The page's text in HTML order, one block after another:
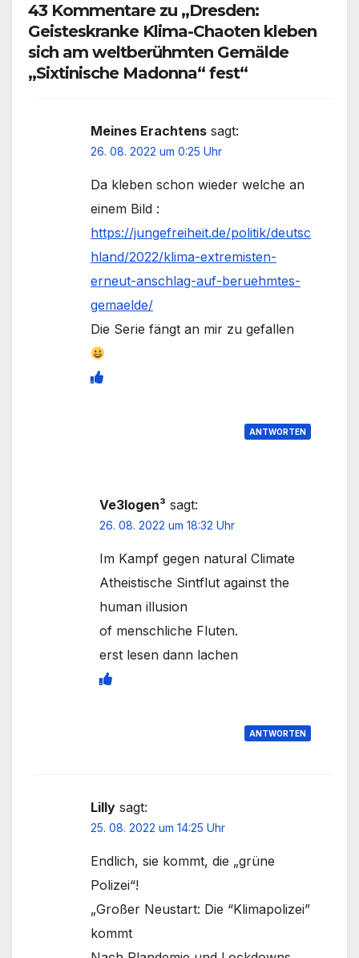
43 Kommentare zu „Dresden:
Geisteskranke Klima-Chaoten kleben
sich am weltberühmten Gemälde
„Sixtinische Madonna“ fest“
Meines Erachtens sagt:
26. 08. 2022 um 0:25 Uhr
Da kleben schon wieder welche an
einem Bild :
https://jungefreiheit.de/politik/deutsc
hland/2022/klima-extremisten-
erneut-anschlag-auf-beruehmtes-
gemaelde/
Die Serie fängt an mir zu gefallen
ANTWORTEN
Ve3logen³ sagt:
26. 08. 2022 um 18:32 Uhr
Im Kampf gegen natural Climate
Atheistische Sintflut against the
human illusion
of menschliche Fluten.
erst lesen dann lachen
ANTWORTEN
Lilly sagt:
25. 08. 2022 um 14:25 Uhr
Endlich, sie kommt, die „grüne
Polizei“!
„Großer Neustart: Die “Klimapolizei”
kommt